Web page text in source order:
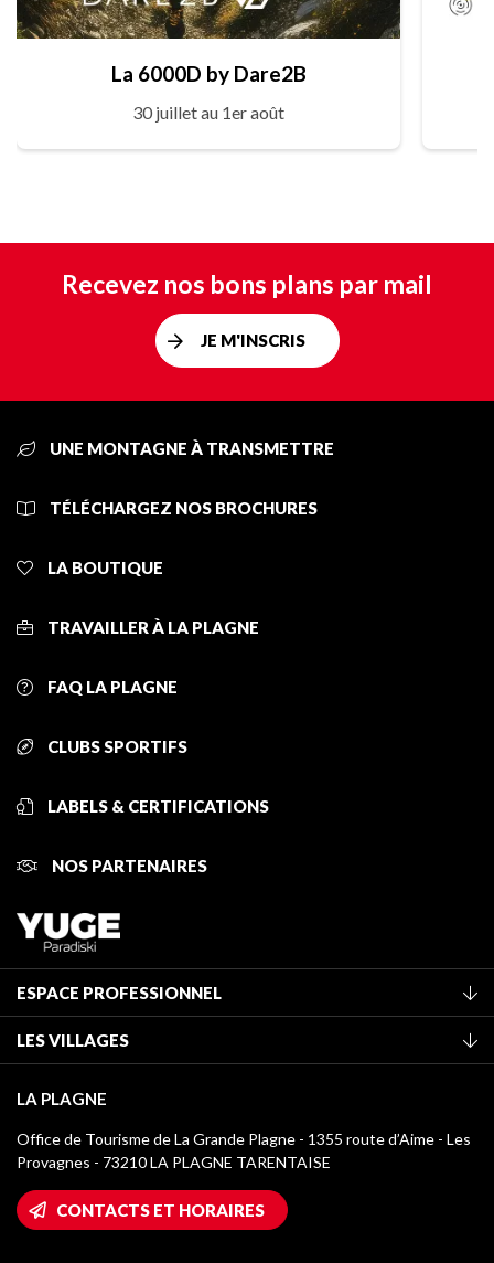
La 6000D by Dare2B
30 juillet au 1er août
Recevez nos bons plans par mail
JE M'INSCRIS
UNE MONTAGNE À TRANSMETTRE
TÉLÉCHARGEZ NOS BROCHURES
LA BOUTIQUE
TRAVAILLER À LA PLAGNE
FAQ LA PLAGNE
CLUBS SPORTIFS
LABELS & CERTIFICATIONS
NOS PARTENAIRES
ESPACE PROFESSIONNEL
Classement des meublés
Taxe de séjour
Médiathèque
Logos La Plagne
Accès Wifi
Maison des Propriétaires
LES VILLAGES
Montchavin - Les Coches
Champagny-en-Vanoise
Plagne 1800
LA PLAGNE
Office de Tourisme de La Grande Plagne - 1355 route d’Aime - Les
Provagnes - 73210 LA PLAGNE TARENTAISE
CONTACTS ET HORAIRES